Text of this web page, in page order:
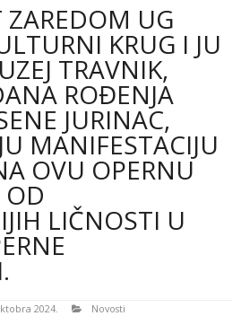
ZAREDOM UG
KRUG I JU
TRAVNIK,
ROĐENJA
JURINAC,
MANIFESTACIJU
OVU OPERNU
OD
LIČNOSTI U
2024. Novosti